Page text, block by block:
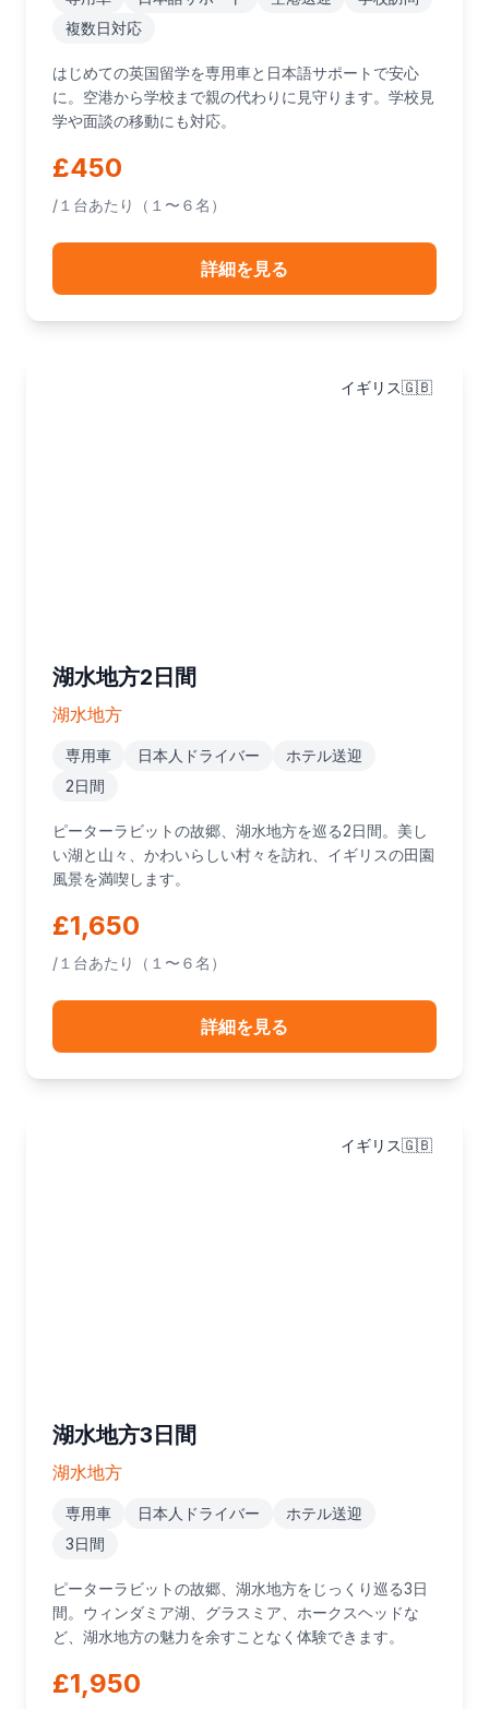
複数日対応
はじめての英国留学を専用車と日本語サポートで安心
に。空港から学校まで親の代わりに見守ります。学校見
学や面談の移動にも対応。
£450
/１台あたり（１〜６名）
詳細を見る
イギリス🇬🇧
湖水地方2日間
湖水地方
専用車 日本人ドライバー
ホテル送迎
2日間
ピーターラビットの故郷、湖水地方を巡る2日間。美し
い湖と山々、かわいらしい村々を訪れ、イギリスの田園
風景を満喫します。
£1,650
/１台あたり（１〜６名）
詳細を見る
イギリス🇬🇧
湖水地方3日間
湖水地方
専用車 日本人ドライバー
ホテル送迎
3日間
ピーターラビットの故郷、湖水地方をじっくり巡る3日
間。ウィンダミア湖、グラスミア、ホークスヘッドな
ど、湖水地方の魅力を余すことなく体験できます。
£1,950